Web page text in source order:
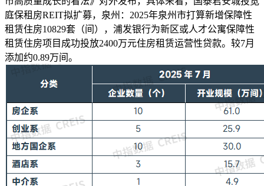
庭保租房REIT拟扩募，泉州：2025年泉州市打算新增保障性
租赁住房10829套（间），浦发银行为新区或人才公寓保障性
租赁住房项目成功投放2400万元住房租赁运营性贷款。较7月
添加约0.89万间。